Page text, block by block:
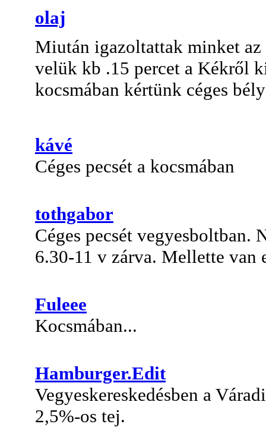
olaj
Miután igazoltattak minket az
velük kb .15 percet a Kékről
kocsmában kértünk céges
kávé
Céges pecsét a kocsmában
tothgabor
Céges pecsét vegyesboltban.
6.30-11 v zárva. Mellette van
Fuleee
Kocsmában...
Hamburger.Edit
Vegyeskereskedésben a
2,5%-os tej.